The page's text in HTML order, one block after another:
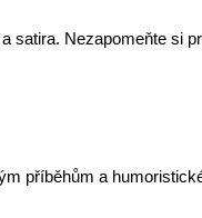
satira. Nezapomeňte si
příběhům a
identifikátor používaný k
web přínosné, aby bylo možné
pro aktuální doménu.